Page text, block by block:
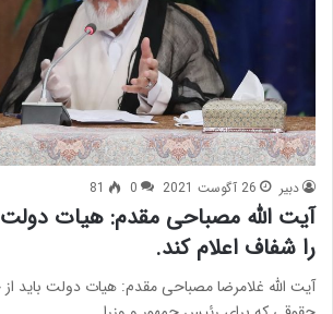
دبیر 26 آگوست 2021 0
81
آیت الله مصباحی مقدم: هیات دولت
را شفاف اعلام کند.
آیت الله غلامرضا مصباحی مقدم: هیات دولت باید